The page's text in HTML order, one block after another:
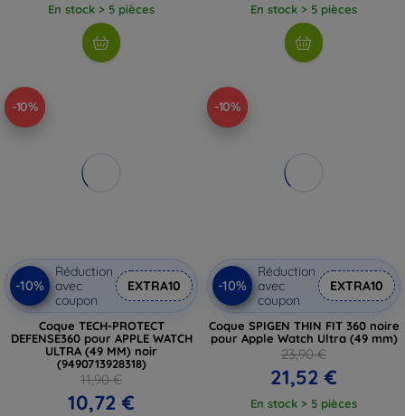
En stock > 5 pièces En stock > 5 pièces
-10%
-10%
Réduction
avec
coupon
EXTRA10
Coque TECH-PROTECT
DEFENSE360 pour APPLE WATCH
ULTRA (49 MM) noir
(9490713928318)
11,90 €
10,72 €
-10%
-10%
Réduction
avec
coupon
EXTRA10
Coque SPIGEN THIN FIT 360 noire
pour Apple Watch Ultra (49 mm)
23,90 €
21,52 €
En stock > 5 pièces